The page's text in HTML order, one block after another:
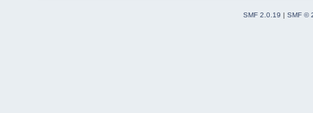
SMF 2.0.19 | SMF ©